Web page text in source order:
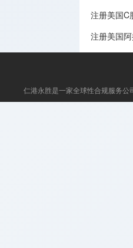
注册美国C
注册美国
仁港永胜是一家全球性合规服务